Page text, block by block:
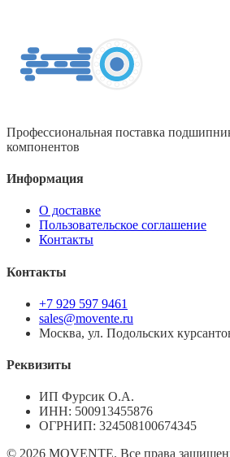
Профессиональная поставка
компонентов
Информация
О доставке
Пользовательское соглашение
Контакты
Контакты
+7 929 597 9461
sales@movente.ru
Москва, ул. Подольских
Реквизиты
ИП Фурсик О.А.
ИНН: 500913455876
ОГРНИП: 324508100674345
© 2026 MOVENTE. Все права